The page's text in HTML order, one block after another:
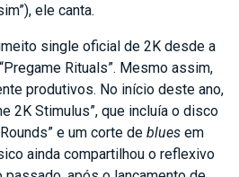
ele canta.
single oficial de 2K desde a
Rituals”. Mesmo assim,
produtivos. No início deste ano,
2K Stimulus”, que incluía o disco
e um corte de blues em
ainda compartilhou o reflexivo